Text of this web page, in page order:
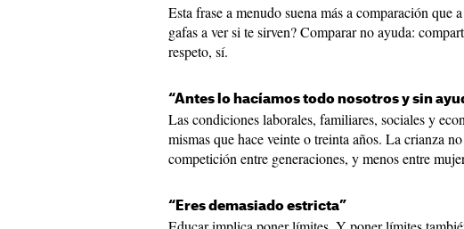
Esta frase a menudo suena más a comparación que
gafas a ver si te sirven? Comparar no ayuda:
respeto, sí.
“Antes lo hacíamos todo nosotros y sin
Las condiciones laborales, familiares, sociales y
mismas que hace veinte o treinta años. La crianza
competición entre generaciones, y menos entre
“Eres demasiado estricta”